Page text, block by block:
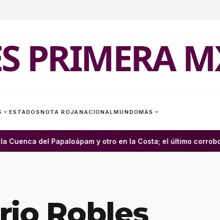
PRIMERA
expand_more ESTADOS NOTA ROJA NACIONAL MUNDOMÁS expand_more
del Papaloápam y otro en la Costa; el último